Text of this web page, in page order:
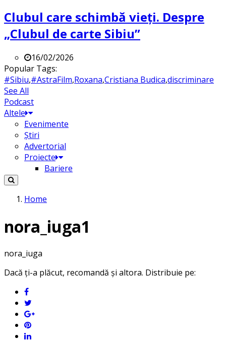
Clubul care schimbă vieți. Despre
„Clubul de carte Sibiu”
16/02/2026
Popular Tags:
#Sibiu,#AstraFilm,Roxana,Cristiana Budica,discriminare
See All
Podcast
Altele
Evenimente
Știri
Advertorial
Proiecte
Bariere
Home
nora_iuga1
nora_iuga
Dacă ți-a plăcut, recomandă și altora. Distribuie pe: